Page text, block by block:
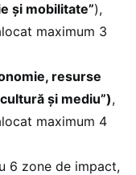
și mobilitate”),
maximum 3
resurse
și mediu”),
maximum 4
6 zone de impact,